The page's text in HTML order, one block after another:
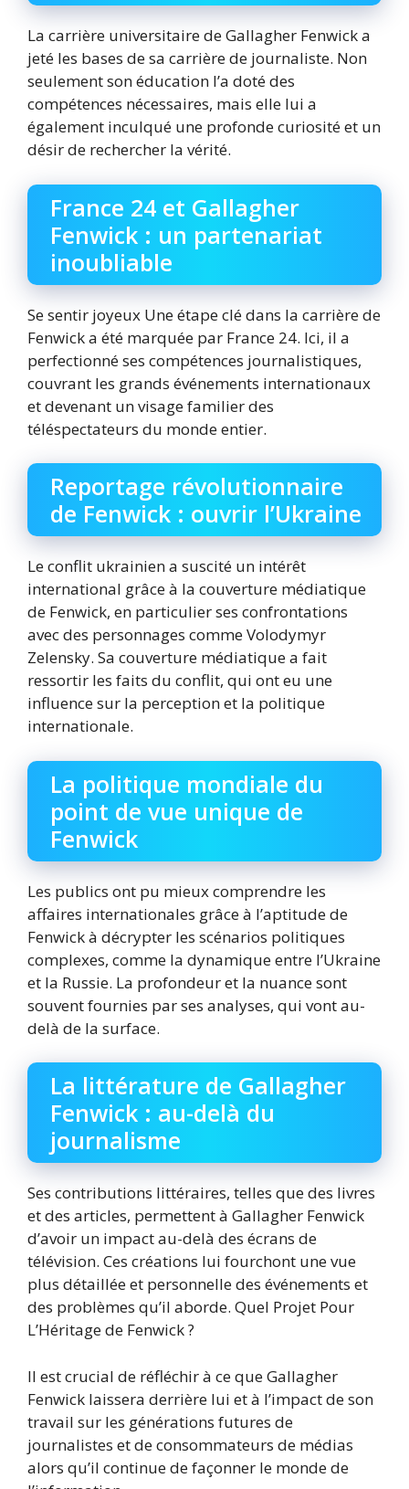
La carrière universitaire de Gallagher Fenwick a
jeté les bases de sa carrière de journaliste. Non
seulement son éducation l’a doté des
compétences nécessaires, mais elle lui a
également inculqué une profonde curiosité et un
désir de rechercher la vérité.
France 24 et Gallagher
Fenwick : un partenariat
inoubliable
Se sentir joyeux Une étape clé dans la carrière de
Fenwick a été marquée par France 24. Ici, il a
perfectionné ses compétences journalistiques,
couvrant les grands événements internationaux
et devenant un visage familier des
téléspectateurs du monde entier.
Reportage révolutionnaire
de Fenwick : ouvrir l’Ukraine
Le conflit ukrainien a suscité un intérêt
international grâce à la couverture médiatique
de Fenwick, en particulier ses confrontations
avec des personnages comme Volodymyr
Zelensky. Sa couverture médiatique a fait
ressortir les faits du conflit, qui ont eu une
influence sur la perception et la politique
internationale.
La politique mondiale du
point de vue unique de
Fenwick
Les publics ont pu mieux comprendre les
affaires internationales grâce à l’aptitude de
Fenwick à décrypter les scénarios politiques
complexes, comme la dynamique entre l’Ukraine
et la Russie. La profondeur et la nuance sont
souvent fournies par ses analyses, qui vont au-
delà de la surface.
La littérature de Gallagher
Fenwick : au-delà du
journalisme
Ses contributions littéraires, telles que des livres
et des articles, permettent à Gallagher Fenwick
d’avoir un impact au-delà des écrans de
télévision. Ces créations lui fourchont une vue
plus détaillée et personnelle des événements et
des problèmes qu’il aborde. Quel Projet Pour
L’Héritage de Fenwick ?
Il est crucial de réfléchir à ce que Gallagher
Fenwick laissera derrière lui et à l’impact de son
travail sur les générations futures de
journalistes et de consommateurs de médias
alors qu’il continue de façonner le monde de